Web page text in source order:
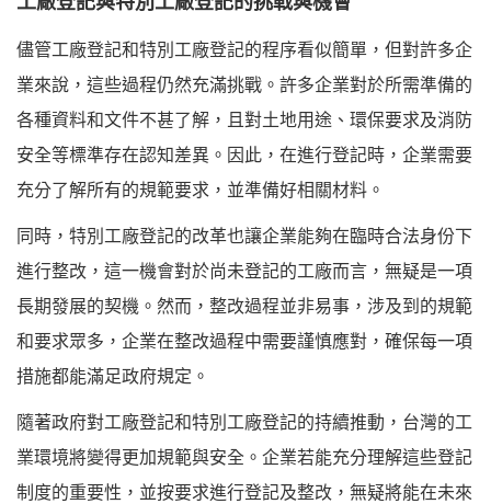
儘管工廠登記和特別工廠登記的程序看似簡單，但對許多企
業來說，這些過程仍然充滿挑戰。許多企業對於所需準備的
各種資料和文件不甚了解，且對土地用途、環保要求及消防
安全等標準存在認知差異。因此，在進行登記時，企業需要
充分了解所有的規範要求，並準備好相關材料。
同時，特別工廠登記的改革也讓企業能夠在臨時合法身份下
進行整改，這一機會對於尚未登記的工廠而言，無疑是一項
長期發展的契機。然而，整改過程並非易事，涉及到的規範
和要求眾多，企業在整改過程中需要謹慎應對，確保每一項
措施都能滿足政府規定。
隨著政府對工廠登記和特別工廠登記的持續推動，台灣的工
業環境將變得更加規範與安全。企業若能充分理解這些登記
制度的重要性，並按要求進行登記及整改，無疑將能在未來